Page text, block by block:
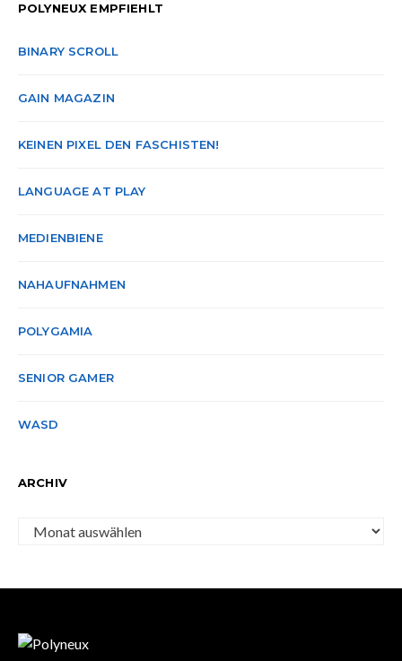
POLYNEUX EMPFIEHLT
BINARY SCROLL
GAIN MAGAZIN
KEINEN PIXEL DEN FASCHISTEN!
LANGUAGE AT PLAY
MEDIENBIENE
NAHAUFNAHMEN
POLYGAMIA
SENIOR GAMER
WASD
ARCHIV
Archiv